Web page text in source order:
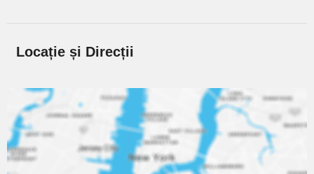
Locație și Direcții